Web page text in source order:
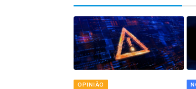
OPINIÃO